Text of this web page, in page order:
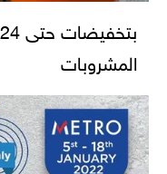
المشروبات